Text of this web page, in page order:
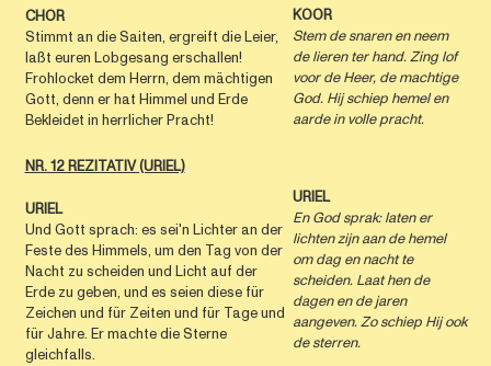
CHOR
Stimmt an die Saiten, ergreift die Leier,
laßt euren Lobgesang erschallen!
Frohlocket dem Herrn, dem mächtigen
Gott, denn er hat Himmel und Erde
Bekleidet in herrlicher Pracht!
KOOR
Stem de snaren en neem
de lieren ter hand. Zing lof
voor de Heer, de machtige
God. Hij schiep hemel en
aarde in volle pracht.
NR. 12 REZITATIV (URIEL)
URIEL
Und Gott sprach: es sei'n Lichter an der
Feste des Himmels, um den Tag von der
Nacht zu scheiden und Licht auf der
Erde zu geben, und es seien diese für
Zeichen und für Zeiten und für Tage und
für Jahre. Er machte die Sterne
gleichfalls.
URIEL
En God sprak: laten er
lichten zijn aan de hemel
om dag en nacht te
scheiden. Laat hen de
dagen en de jaren
aangeven. Zo schiep Hij ook
de sterren.